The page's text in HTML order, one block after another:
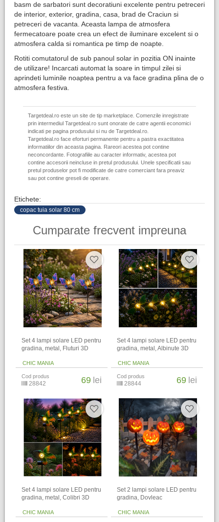
basm de sarbatori sunt decoratiuni excelente pentru petreceri
de interior, exterior, gradina, casa, brad de Craciun si
petreceri de vacanta. Aceasta lampa de atmosfera
fermecatoare poate crea un efect de iluminare excelent si o
atmosfera calda si romantica pe timp de noapte.
Rotiti comutatorul de sub panoul solar in pozitia ON inainte
de utilizare! Incarcati automat la soare in timpul zilei si
aprindeti luminile noaptea pentru a va face gradina plina de o
atmosfera festiva.
Targetdeal.ro este un site de tip marketplace. Comenzile inregistrate
prin intermediul Targetdeal.ro sunt onorate de catre agentii economici
indicati pe pagina produsului si nu de Targetdeal.ro.
Targetdeal.ro face eforturi permanente pentru a pastra exactitatea
informatiilor din aceasta pagina. Rareori acestea pot contine
neconcordante. Fotografiile au caracter informativ, acestea pot
contine accesorii neincluse in pretul produsului. Unele specificatii sau
pretul produselor pot fi modificate de catre comerciant fara preaviz
sau pot contine greseli de operare.
Etichete:
copac tuia solar 80 cm
Cumparate frecvent impreuna
Set 4 lampi solare LED pentru
gradina, metal, Fluturi 3D
CHIC MANIA
Cod produs
28842 69 lei
Set 4 lampi solare LED pentru
gradina, metal, Albinute 3D
CHIC MANIA
Cod produs
28844 69 lei
Set 4 lampi solare LED pentru
gradina, metal, Colibri 3D
CHIC MANIA
Set 2 lampi solare LED pentru
gradina, Dovleac
CHIC MANIA